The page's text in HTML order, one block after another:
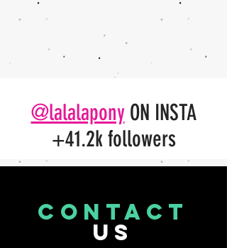
@lalalaponyON INSTA
+41.2k followers
CONTACT
US